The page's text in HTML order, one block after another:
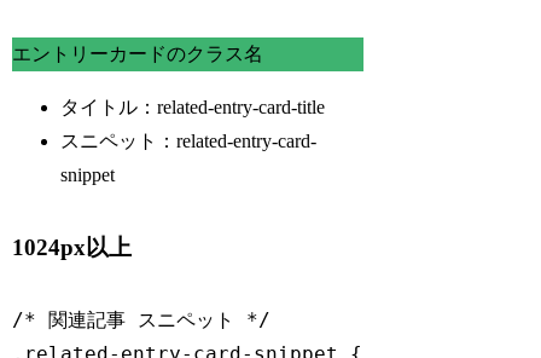
エントリーカードのクラス名
タイトル：related-entry-card-title
スニペット：related-entry-card-
snippet
1024px以上
/* 関連記事 スニペット */